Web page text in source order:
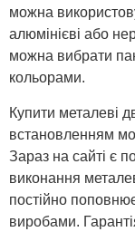
можна
алюмінієві або
можна вибрати
кольорами.
Купити металеві
встановленням
Зараз на сайті є
виконання
постійно
виробами.